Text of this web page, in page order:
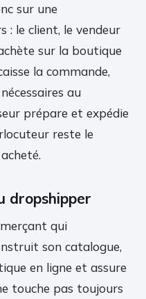
sur une
: le client, le vendeur
sur la boutique
la commande,
au
prépare et expédie
reste le
dropshipper
qui
son catalogue,
en ligne et assure
touche pas toujours